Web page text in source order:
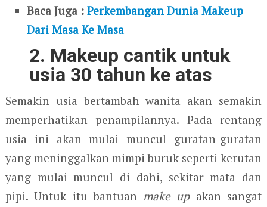
Baca Juga :Perkembangan Dunia Makeup
Dari Masa Ke Masa
2. Makeup cantik untuk
usia 30 tahun ke atas
Semakin usia bertambah wanita akan semakin
memperhatikan penampilannya. Pada rentang
usia ini akan mulai muncul guratan-guratan
yang meninggalkan mimpi buruk seperti kerutan
yang mulai muncul di dahi, sekitar mata dan
pipi. Untuk itu bantuanmake upakan sangat